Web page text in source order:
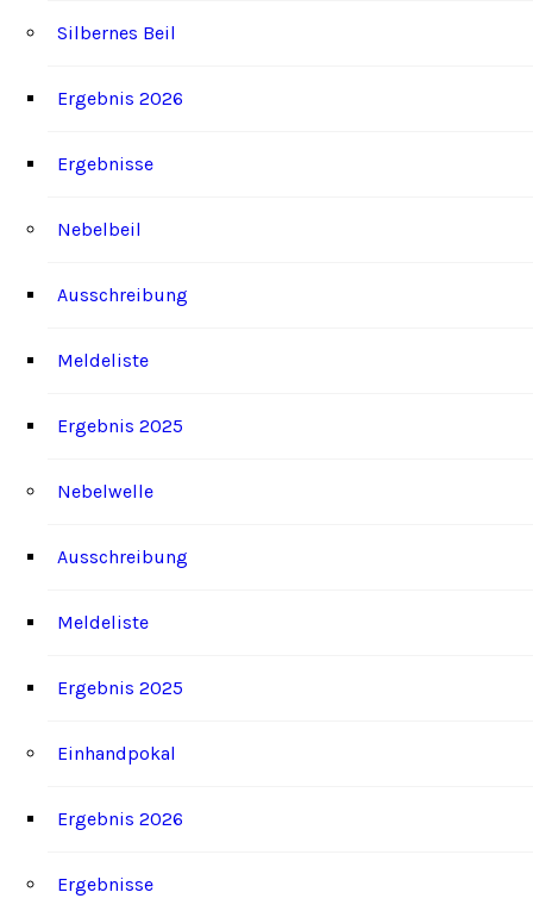
Silbernes Beil
Ergebnis 2026
Ergebnisse
Nebelbeil
Ausschreibung
Meldeliste
Ergebnis 2025
Nebelwelle
Ausschreibung
Meldeliste
Ergebnis 2025
Einhandpokal
Ergebnis 2026
Ergebnisse